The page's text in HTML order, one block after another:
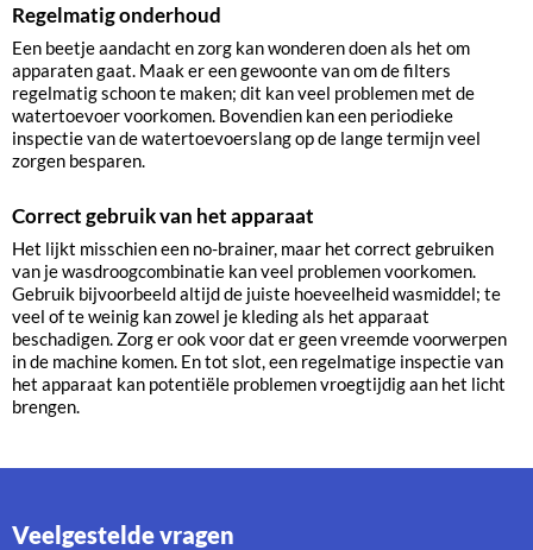
Regelmatig onderhoud
Een beetje aandacht en zorg kan wonderen doen als het om
apparaten gaat. Maak er een gewoonte van om de filters
regelmatig schoon te maken; dit kan veel problemen met de
watertoevoer voorkomen. Bovendien kan een periodieke
inspectie van de watertoevoerslang op de lange termijn veel
zorgen besparen.
Correct gebruik van het apparaat
Het lijkt misschien een no-brainer, maar het correct gebruiken
van je wasdroogcombinatie kan veel problemen voorkomen.
Gebruik bijvoorbeeld altijd de juiste hoeveelheid wasmiddel; te
veel of te weinig kan zowel je kleding als het apparaat
beschadigen. Zorg er ook voor dat er geen vreemde voorwerpen
in de machine komen. En tot slot, een regelmatige inspectie van
het apparaat kan potentiële problemen vroegtijdig aan het licht
brengen.
Veelgestelde vragen